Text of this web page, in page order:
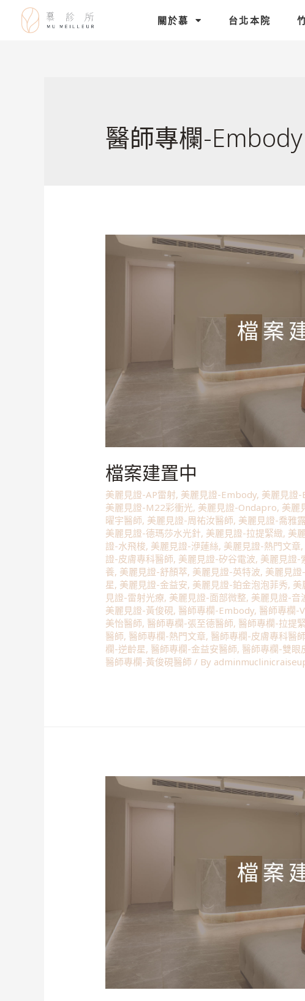
關於慕 台北本院
醫師專欄-Embody
檔案建置中
美麗見證-AP雷射, 美麗見證-Embody, 美麗見證-
美麗見證-M22彩衝光, 美麗見證-Ondapro, 美麗
曜宇醫師, 美麗見證-周祐汝醫師, 美麗見證-喬雅露
美麗見證-德瑪莎水光針, 美麗見證-拉提緊緻, 美
證-水飛梭, 美麗見證-洢蓮絲, 美麗見證-熱門文章,
證-皮膚專科醫師, 美麗見證-矽谷電波, 美麗見證-
養, 美麗見證-舒顏萃, 美麗見證-英特波, 美麗見
星, 美麗見證-金益安, 美麗見證-鉑金泡泡菲秀, 美
見證-雷射光療, 美麗見證-面部微整, 美麗見證-音
美麗見證-黃俊硯, 醫師專欄-Embody, 醫師專欄-
美怡醫師, 醫師專欄-張至德醫師, 醫師專欄-拉提
醫師, 醫師專欄-熱門文章, 醫師專欄-皮膚專科醫師
欄-逆齡星, 醫師專欄-金益安醫師, 醫師專欄-雙眼
醫師專欄-黃俊硯醫師 / By